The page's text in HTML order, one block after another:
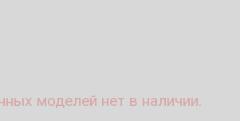
моделей нет в наличии.